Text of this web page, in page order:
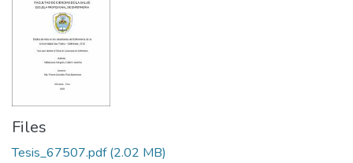
Files
Tesis_67507.pdf(2.02 MB)